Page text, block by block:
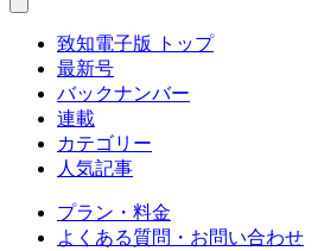
致知電子版 トップ
最新号
バックナンバー
連載
カテゴリー
人気記事
プラン・料金
よくある質問・お問い合わせ